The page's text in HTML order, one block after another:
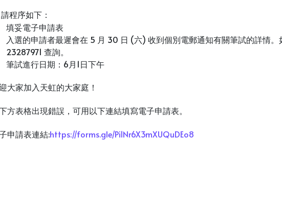
程序如下：
填妥電子申請表
入選的申請者最遲會在 5 月 30 日 (六) 收到個別電郵通知有關筆試的詳情
23287971 查詢。
筆試進行日期：6月1日下午
大家加入天虹的大家庭！
方表格出現錯誤，可用以下連結填寫電子申請表。
申請表連結:https://forms.gle/Pi1Nr6X3mXUQuDEo8